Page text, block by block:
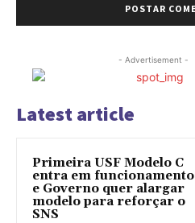
- Advertisement -
Latest article
Primeira USF Modelo C
entra em funcionamento
e Governo quer alargar
modelo para reforçar o
SNS